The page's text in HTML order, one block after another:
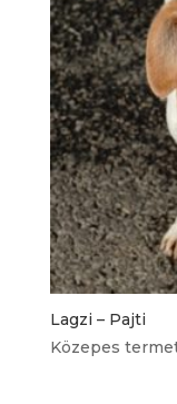
Lagzi – Pajti
Közepes